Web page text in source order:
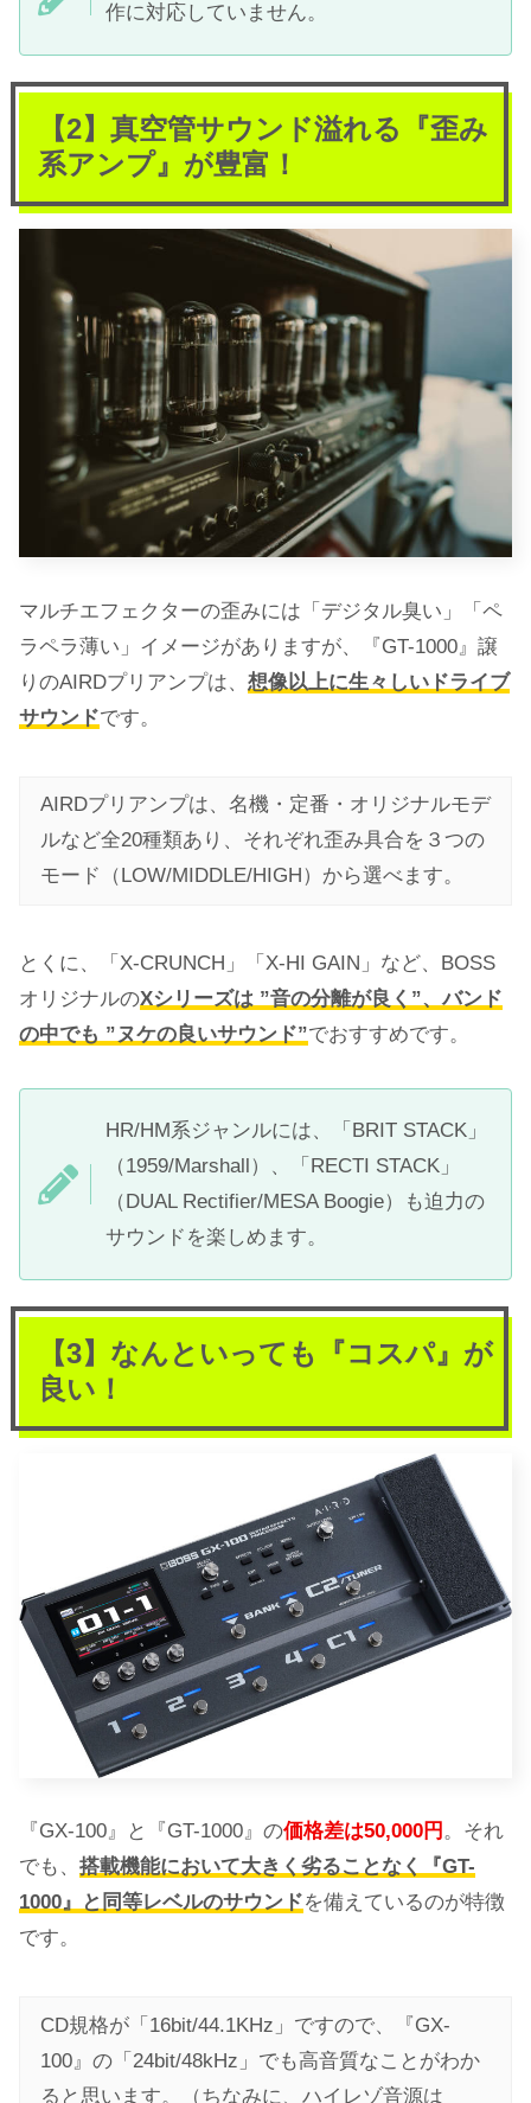
作に対応していません。
【2】真空管サウンド溢れる『歪み
系アンプ』が豊富！
マルチエフェクターの歪みには「デジタル臭い」「ペ
ラペラ薄い」イメージがありますが、『GT-1000』譲
りのAIRDプリアンプは、 想像以上に生々しいドライブ
サウンドです。
AIRDプリアンプは、名機・定番・オリジナルモデ
ルなど全20種類あり、それぞれ歪み具合を３つの
モード（LOW/MIDDLE/HIGH）から選べます。
とくに、「X-CRUNCH」「X-HI GAIN」など、BOSS
オリジナルのXシリーズは ”音の分離が良く”、バンド
の中でも ”ヌケの良いサウンド”でおすすめです。
HR/HM系ジャンルには、「BRIT STACK」
（1959/Marshall）、「RECTI STACK」
（DUAL Rectifier/MESA Boogie）も迫力の
サウンドを楽しめます。
【3】なんといっても『コスパ』が
良い！
『GX-100』と『GT-1000』の価格差は50,000円 。それ
でも、 搭載機能において大きく劣ることなく『GT-
1000』と同等レベルのサウンドを備えているのが特徴
です。
CD規格が「16bit/44.1KHz」ですので、『GX-
100』の「24bit/48kHz」でも高音質なことがわか
ると思います。（ちなみに、ハイレゾ音源は